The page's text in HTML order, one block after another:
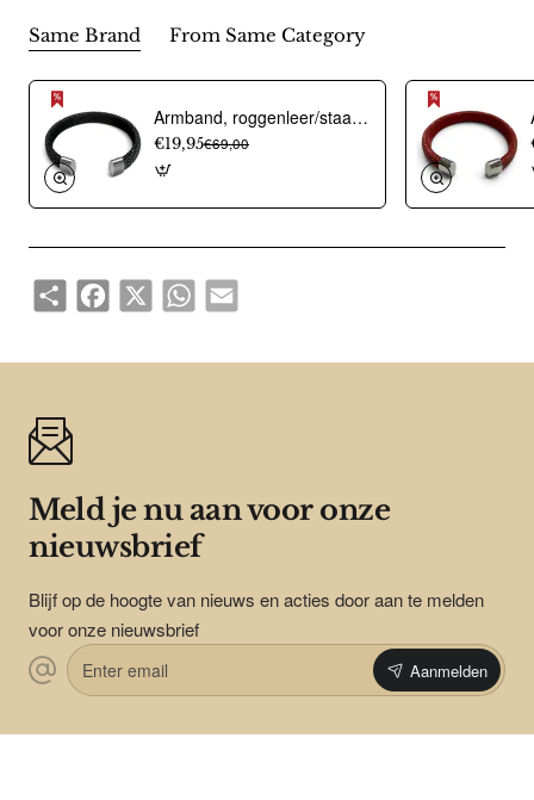
Same Brand From Same Category
Armband, roggenleer/staal (12mm.breed) kleur donkerblauw - 9967
€19,95€69,00
ShareFacebook
X WhatsAppEmail
Meld je nu aan voor onze
nieuwsbrief
Blijf op de hoogte van nieuws en acties door aan te melden
voor onze nieuwsbrief
Enter
email
Aanmelden